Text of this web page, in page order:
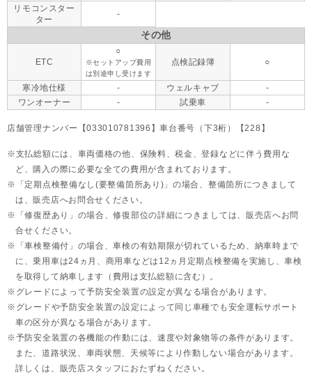
リモコンスター
ター
-
その他
ETC
○
※セットアップ費用
は別途申し受けます
点検記録簿 ○
寒冷地仕様 - ウェルキャブ
-
ワンオーナー
- 試乗車 -
店舗管理ナンバー【033010781396】車台番号（下3桁）【228】
支払総額には、車両価格の他、保険料、税金、登録などに伴う費用な
ど、購入の際に必要な全ての費用が含まれております。
「定期点検整備なし(要整備箇所あり)」の場合、整備箇所につきまして
は、販売店へお問合せください。
「修復歴あり」の場合、修復部位の詳細につきましては、販売店へお問
合せください。
「車検整備付」の場合、車検の有効期限が切れているため、納車時まで
に、乗用車は24ヵ月、 商用車などは12ヵ月定期点検整備を実施し、車検
を取得して納車します（費用は支払総額に含む）。
グレードによって予防安全装置の設定が異なる場合があります。
グレードや予防安全装置の設定によって同じ車種でも安全運転サポート
車の区分が異なる場合があります。
予防安全装置の各機能の作動には、速度や対象物等の条件があります。
また、道路状況、車両状態、天候等により作動しない場合があります。
詳しくは、販売店スタッフにおたずねください。